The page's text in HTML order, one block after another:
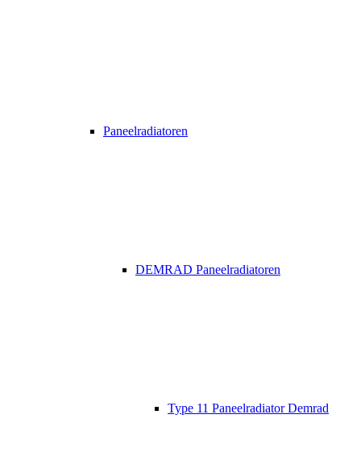
Paneelradiatoren
DEMRAD Paneelradiatoren
Type 11 Paneelradiator Demrad